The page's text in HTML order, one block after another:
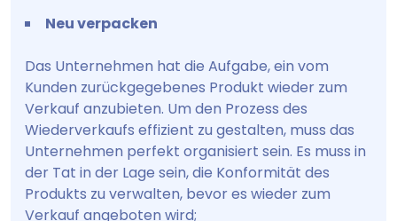
Neu verpacken
Das Unternehmen hat die Aufgabe, ein vom
Kunden zurückgegebenes Produkt wieder zum
Verkauf anzubieten. Um den Prozess des
Wiederverkaufs effizient zu gestalten, muss das
Unternehmen perfekt organisiert sein. Es muss in
der Tat in der Lage sein, die Konformität des
Produkts zu verwalten, bevor es wieder zum
Verkauf angeboten wird;